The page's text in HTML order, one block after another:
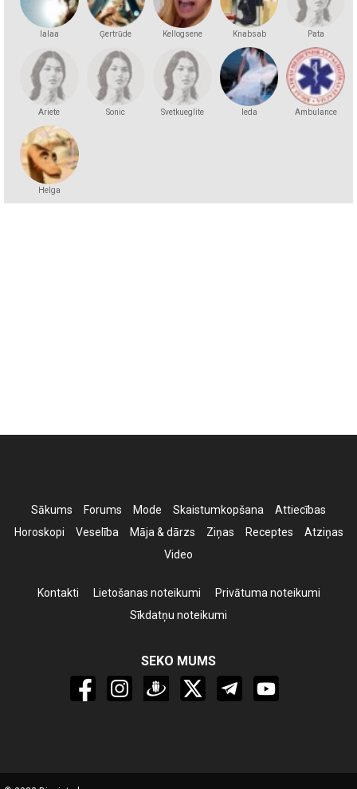
lalaa Ģertrūde Kellogsene Knabsab Pata
Ariete Sonic Svetkueglite leda Ambulance
Helga
Sākums Forums Mode Skaistumkopšana
Attiecības
Horoskopi
Veselība Māja & dārzs Ziņas Receptes
Atziņas
Video
Kontakti Lietošanas noteikumi
Privātuma noteikumi
Sīkdatņu noteikumi
SEKO MUMS